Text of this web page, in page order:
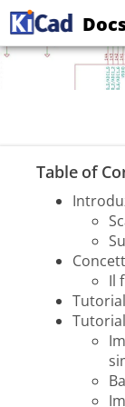
Table of
Il